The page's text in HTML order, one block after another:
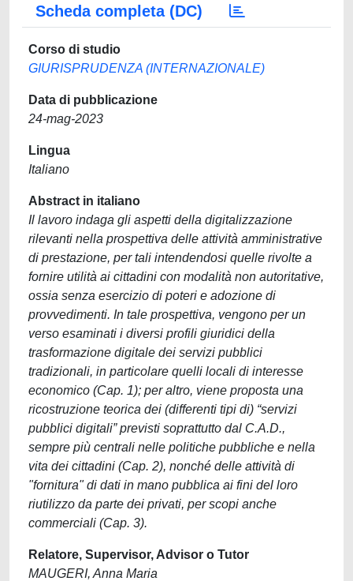
Scheda completa (DC)
Corso di studio
GIURISPRUDENZA (INTERNAZIONALE)
Data di pubblicazione
24-mag-2023
Lingua
Italiano
Abstract in italiano
Il lavoro indaga gli aspetti della digitalizzazione
rilevanti nella prospettiva delle attività amministrative
di prestazione, per tali intendendosi quelle rivolte a
fornire utilità ai cittadini con modalità non autoritative,
ossia senza esercizio di poteri e adozione di
provvedimenti. In tale prospettiva, vengono per un
verso esaminati i diversi profili giuridici della
trasformazione digitale dei servizi pubblici
tradizionali, in particolare quelli locali di interesse
economico (Cap. 1); per altro, viene proposta una
ricostruzione teorica dei (differenti tipi di) “servizi
pubblici digitali” previsti soprattutto dal C.A.D.,
sempre più centrali nelle politiche pubbliche e nella
vita dei cittadini (Cap. 2), nonché delle attività di
"fornitura" di dati in mano pubblica ai fini del loro
riutilizzo da parte dei privati, per scopi anche
commerciali (Cap. 3).
Relatore, Supervisor, Advisor o Tutor
MAUGERI, Anna Maria